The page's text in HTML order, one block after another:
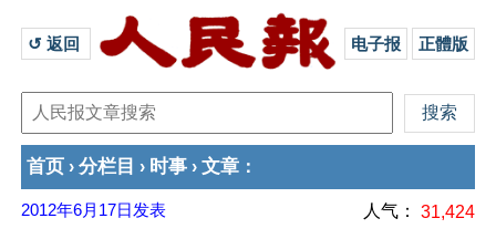
↺ 返回 电子报 正體版
首页 › 分栏目 › 时事 › 文章 ：
2012年6月17日 发表 人气： 31,424